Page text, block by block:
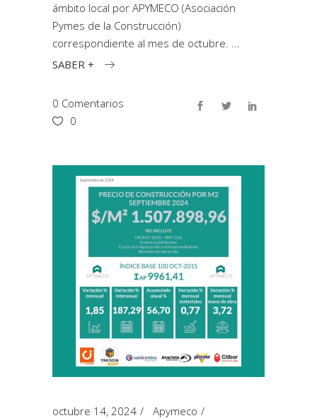
ámbito local por APYMECO (Asociación
Pymes de la Construcción)
correspondiente al mes de octubre.
SABER +
0 Comentarios
0
octubre 14, 2024 Apymeco